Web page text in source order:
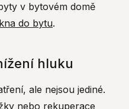
v bytovém domě
do bytu.
hluku
ale nejsou jediné.
nebo rekuperace